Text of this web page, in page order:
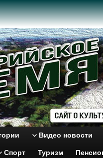
Видео новости
Спорт Туризм